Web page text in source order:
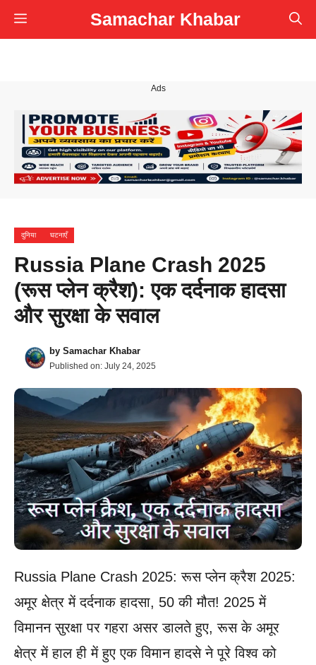
Skip
to
Samachar Khabar
Menu
Ads
दुनिया घटनाएँ
Russia Plane Crash 2025
(रूस प्लेन क्रैश): एक दर्दनाक हादसा
और सुरक्षा के सवाल
by Samachar Khabar
Published on: July 24, 2025
Russia Plane Crash 2025: रूस प्लेन क्रैश 2025:
अमूर क्षेत्र में दर्दनाक हादसा, 50 की मौत! 2025 में
विमानन सुरक्षा पर गहरा असर डालते हुए, रूस के अमूर
क्षेत्र में हाल ही में हुए एक विमान हादसे ने पूरे विश्व को